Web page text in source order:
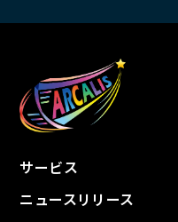
サービス
ニュースリリース